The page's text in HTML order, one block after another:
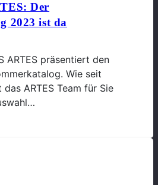
Der
2023 ist da
ARTES präsentiert den
Wie seit
ARTES Team für Sie